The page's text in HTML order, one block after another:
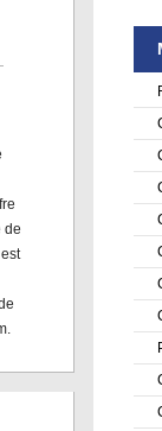
de